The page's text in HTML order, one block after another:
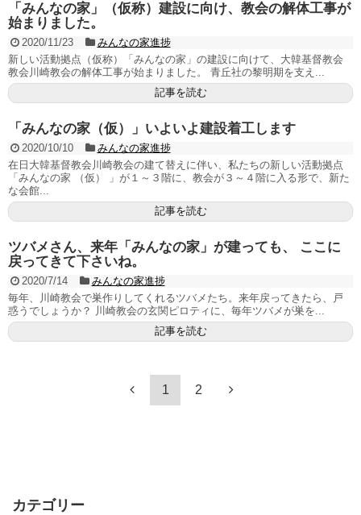
「みんなの家」（仮称）建設に向け、教会の解体工事が
始まりました。
2020/11/23
みんなの家進捗
新しい活動拠点（仮称）「みんなの家」の建設に向けて、大韓基督教会
教会川崎教会の解体工事が始まりました。 青丘社の黎明期を支え...
記事を読む
「みんなの家（仮）」いよいよ建設着工します
2020/10/10
みんなの家進捗
在日大韓基督教会川崎教会の建て替えに伴い、私たちの新しい活動拠点
「みんなの家 （仮） 」が１～３階に、教会が３～４階に入る形で、新た
な会館...
記事を読む
ツバメさん、来年「みんなの家」が建っても、 ここに
戻ってきて下さいね。
2020/7/14
みんなの家進捗
毎年、川崎教会で巣作りしてくれるツバメたち。来年戻ってきたら、戸
惑うでしょうか？ 川崎教会の玄関ピロティに、毎年ツバメが巣を...
記事を読む
1 2
カテゴリー